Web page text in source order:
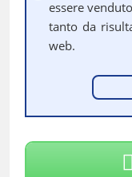
essere
tanto da
web.